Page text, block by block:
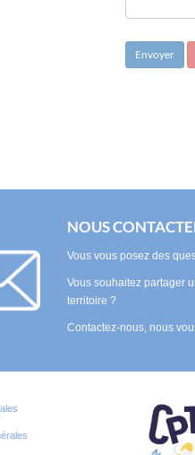
Envoyer
NOUS
Vous vous posez des
Vous souhaitez partager
territoire ?
Contactez-nous, nous